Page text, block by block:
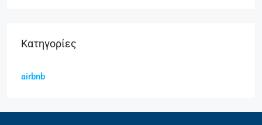
Kατηγορίες
airbnb